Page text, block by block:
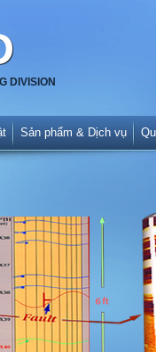
DIVISION
Sản phẩm & Dịch vụ